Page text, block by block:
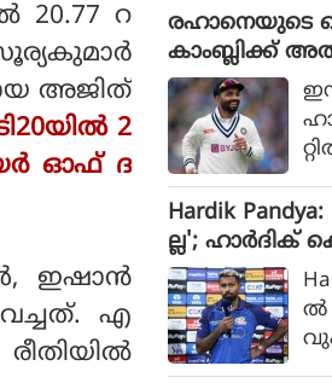
20.77 റ
അജിത്
2
ഓഫ് ദ
ഇഷാന്‍
എ
രഹാനെയുടെ
കാംബ്ലിക്ക്
പോലുമില്ല;
Hardik
ല്ല';
ൻ?
ൽ